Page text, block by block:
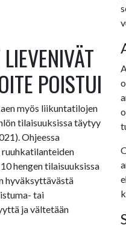
POISTUI
myös liikuntatilojen
tilaisuuksissa täytyy
Ohjeessa
hengen tilaisuuksissa
hyväksyttävästä
tai
ja vältetään